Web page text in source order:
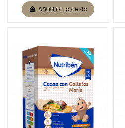
Añadir a la cesta